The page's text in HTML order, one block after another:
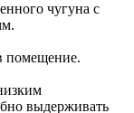
чугуна с
в помещение.
выдерживать